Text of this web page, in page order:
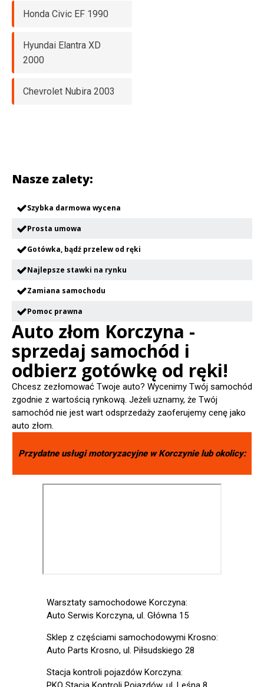
Honda Civic EF 1990
Hyundai Elantra XD
2000
Chevrolet Nubira 2003
Nasze zalety:
Szybka darmowa wycena
Prosta umowa
Gotówka, bądź przelew od ręki
Najlepsze stawki na rynku
Zamiana samochodu
Pomoc prawna
Auto złom Korczyna -
sprzedaj samochód i
odbierz gotówkę od ręki!
Chcesz zezłomować Twoje auto? Wycenimy Twój samochód
zgodnie z wartością rynkową. Jeżeli uznamy, że Twój
samochód nie jest wart odsprzedaży zaoferujemy cenę jako
auto złom.
Przydatne usługi motoryzacyjne wKorczynielub okolicy:
Warsztaty samochodowe Korczyna:
Auto Serwis Korczyna, ul. Główna 15
Sklep z częściami samochodowymi Krosno:
Auto Parts Krosno, ul. Piłsudskiego 28
Stacja kontroli pojazdów Korczyna: